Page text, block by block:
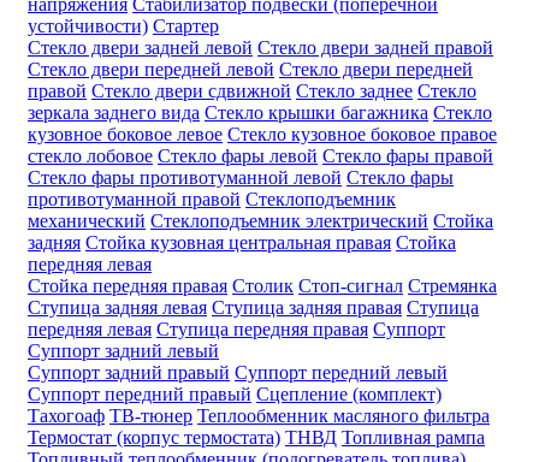
устойчивости) Стартер
Стекло двери задней левой Стекло двери задней правой
Стекло двери передней левой Стекло двери передней
правой Стекло двери сдвижной Стекло заднее Стекло
зеркала заднего вида Стекло крышки багажника Стекло
кузовное боковое левое Стекло кузовное боковое правое
стекло лобовое Стекло фары левой Стекло фары правой
Стекло фары противотуманной левой Стекло фары
противотуманной правой Стеклоподъемник
механический Стеклоподъемник электрический Стойка
задняя Стойка кузовная центральная правая Стойка
передняя левая
Стойка передняя правая Столик Стоп-сигнал Стремянка
Ступица задняя левая Ступица задняя правая Ступица
передняя левая Ступица передняя правая Суппорт
Суппорт задний левый
Суппорт задний правый Суппорт передний левый
Суппорт передний правый Сцепление (комплект)
Тахогоаф ТВ-тюнер Теплообменник масляного фильтра
Термостат (корпус термостата) ТНВД Топливная рампа